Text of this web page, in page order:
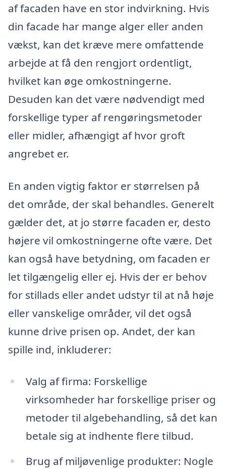
af facaden have en stor indvirkning. Hvis
din facade har mange alger eller anden
vækst, kan det kræve mere omfattende
arbejde at få den rengjort ordentligt,
hvilket kan øge omkostningerne.
Desuden kan det være nødvendigt med
forskellige typer af rengøringsmetoder
eller midler, afhængigt af hvor groft
angrebet er.
En anden vigtig faktor er størrelsen på
det område, der skal behandles. Generelt
gælder det, at jo større facaden er, desto
højere vil omkostningerne ofte være. Det
kan også have betydning, om facaden er
let tilgængelig eller ej. Hvis der er behov
for stillads eller andet udstyr til at nå høje
eller vanskelige områder, vil det også
kunne drive prisen op. Andet, der kan
spille ind, inkluderer:
Valg af firma: Forskellige
virksomheder har forskellige priser og
metoder til algebehandling, så det kan
betale sig at indhente flere tilbud.
Brug af miljøvenlige produkter: Nogle